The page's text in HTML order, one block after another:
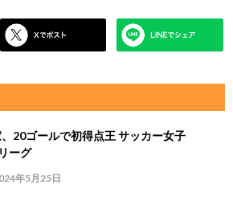
20ゴールで初得点王 サッカー女子
ーグ
年5月25日